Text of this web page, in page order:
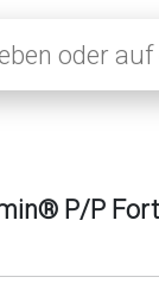
P/P